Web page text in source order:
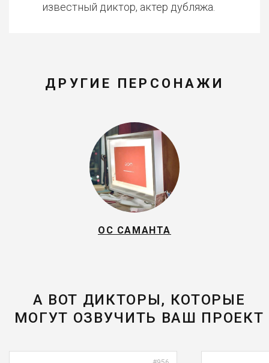
известный диктор, актер дубляжа.
ДРУГИЕ ПЕРСОНАЖИ
ОС САМАНТА
А ВОТ ДИКТОРЫ, КОТОРЫЕ
МОГУТ ОЗВУЧИТЬ ВАШ ПРОЕКТ